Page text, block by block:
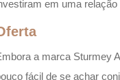
Filed under